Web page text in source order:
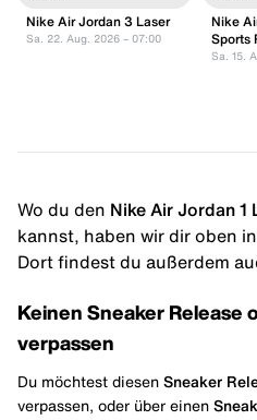
Nike Air Jordan 3 Laser
Sa. 22. Aug. 2026 – 07:00
Nike
Sports
Sa. 15.
Wo du den Nike Air Jordan 1
kannst, haben wir dir oben
Dort findest du außerdem
Keinen Sneaker Release
verpassen
Du möchtest diesen Sneaker
verpassen, oder über einen